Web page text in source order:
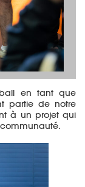
en tant que
partie de notre
à un projet qui